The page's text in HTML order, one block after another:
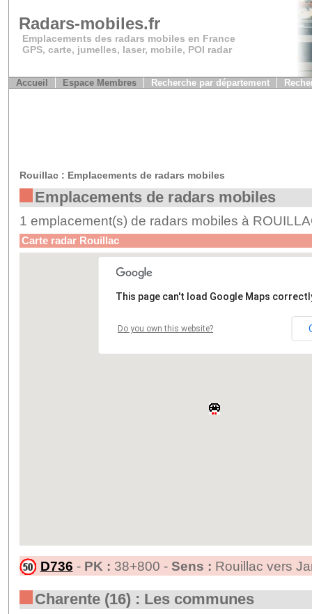
Radars-mobiles.fr
Emplacements des radars mobiles en France
GPS, carte, jumelles, laser, mobile, POI radar
Accueil Espace Membres Recherche par département
Rouillac : Emplacements de radars mobiles
Emplacements de radars mobiles
1 emplacement(s) de radars mobiles à
Carte radar Rouillac
This page can't load Google Maps
Do you own this website?
D736 - PK : 38+800 - Sens : Rouillac vers
Charente (16) : Les communes